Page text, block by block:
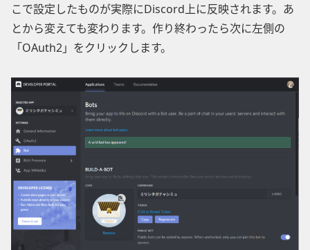
こで設定したものが実際にDiscord上に反映されます。あ
とから変えても変わります。作り終わったら次に左側の
「OAuth2」をクリックします。